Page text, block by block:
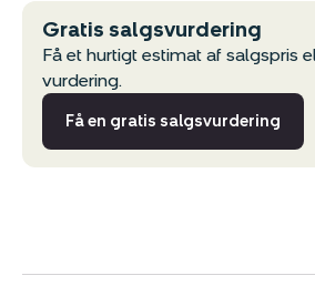
Gratis salgsvurdering
Få et hurtigt estimat af salgspris
vurdering.
Få en gratis salgsvurdering